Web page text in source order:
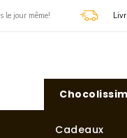
le jour même!
Cadeaux